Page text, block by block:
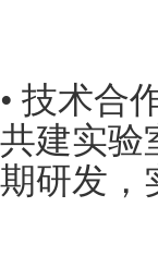
• 技术合
共建实验
期研发，